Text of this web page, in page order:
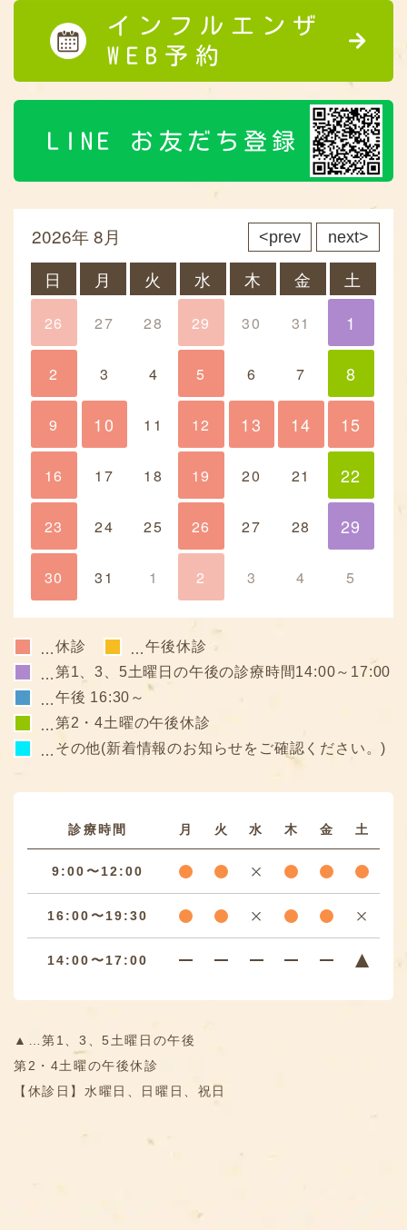
インフルエンザ
WEB予約
LINE お友だち登録
prev
2026年 8月 next
日 月 火 水 木 金 土
26 27 28 29 30 31 1
1
2 3 4 5 6 7 8
8
9 10 11 12 13 14 15
10 13 14 15
16 17 18 19 20 21 22
22
23 24 25 26 27 28 29
29
30 31 1 2 3 4 5
…休診 …午後休診
…第1、3、5土曜日の午後の診療時間14:00～17:00
…午後 16:30～
…第2・4土曜の午後休診
… その他(新着情報のお知らせをご確認ください。)
診療時間 月 火 水 木 金 土
9:00〜12:00
16:00〜19:30
14:00〜17:00
▲…第1、3、5土曜日の午後
第2・4土曜の午後休診
【休診日】水曜日、日曜日、祝日